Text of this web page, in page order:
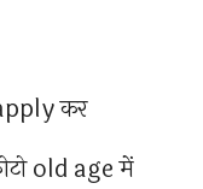
कर
old age में